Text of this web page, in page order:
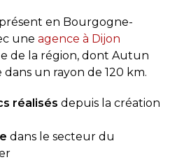
en Bourgogne-
une agence à Dijon
de la région, dont Autun
un rayon de 120 km.
réalisés depuis la création
dans le secteur du